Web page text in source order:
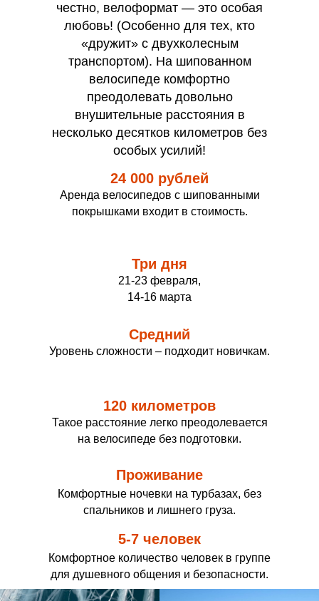
Аренда велосипедов с шипованными
покрышками входит в стоимость.
21-23 февраля,
14-16 марта
Уровень сложности – подходит новичкам.
24 000 рублей
Три дня
Средний
честно, велоформат — это особая
любовь! (Особенно для тех, кто
«дружит» с двухколесным
транспортом). На шипованном
велосипеде комфортно
преодолевать довольно
внушительные расстояния в
несколько десятков километров без
особых усилий!
Такое расстояние легко преодолевается
на велосипеде без подготовки.
Комфортные ночевки на турбазах, без
спальников и лишнего груза.
Комфортное количество человек в группе
для душевного общения и безопасности.
120 километров
Проживание
5-7 человек